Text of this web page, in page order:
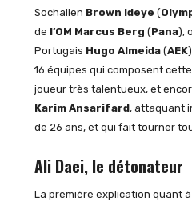
Sochalien Brown Ideye (
de l’OM Marcus Berg (Pana),
Portugais Hugo Almeida(AEK
16 équipes qui composent
joueur très talentueux, et
Karim Ansarifard, attaquant
de 26 ans, et qui fait tourner
Ali Daei, le détonateur
La première explication quant